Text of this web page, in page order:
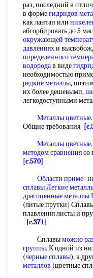
раз, последний в
в формегидридов
как лантан или
абсорбировать до 5
окружающей
давленияхи
определенного
водородав виде
необходимостью
редкие металлы,
их более дешевыми,
легкодоступными
Металлы цветные.
Общие требования
Металлы цветные.
методом сравнениясо
[c.570]
Области приме-
сплавы Легкие
драгоценные металлы
(литые прутки)
плавления листы и
[c.371]
Сплавыможно
группы. К одной из
(черные сплавы), к
металлов (цветные